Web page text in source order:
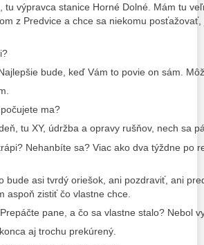
tu výpravca stanice Horné Dolné. Mám tu
z Predvice a chce sa niekomu
bude, keď Vám to povie on sám.
ma?
tu XY, údržba a opravy rušňov, nech sa
Nehanbíte sa? Viac ako dva týždne po
bude asi tvrdý oriešok, ani pozdraviť, ani
aspoň zistiť čo vlastne chce.
pane, a čo sa vlastne stalo? Nebol
aj trochu prekúrený.